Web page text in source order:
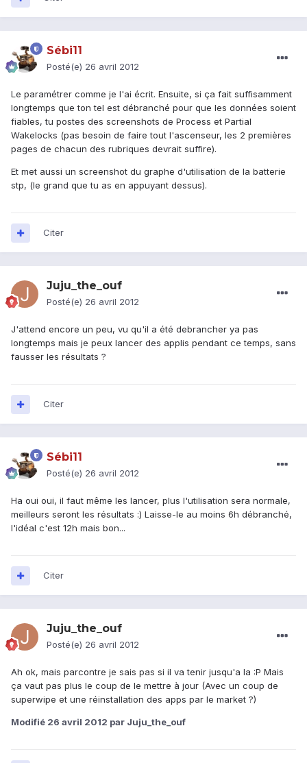
Sébi11
Posté(e) 26 avril 2012
Le paramétrer comme je l'ai écrit. Ensuite, si ça fait suffisamment
longtemps que ton tel est débranché pour que les données soient
fiables, tu postes des screenshots de Process et Partial
Wakelocks (pas besoin de faire tout l'ascenseur, les 2 premières
pages de chacun des rubriques devrait suffire).
Et met aussi un screenshot du graphe d'utilisation de la batterie
stp, (le grand que tu as en appuyant dessus).
Citer
Juju_the_ouf
Posté(e) 26 avril 2012
J'attend encore un peu, vu qu'il a été debrancher ya pas
longtemps mais je peux lancer des applis pendant ce temps, sans
fausser les résultats ?
Citer
Sébi11
Posté(e) 26 avril 2012
Ha oui oui, il faut même les lancer, plus l'utilisation sera normale,
meilleurs seront les résultats :) Laisse-le au moins 6h débranché,
l'idéal c'est 12h mais bon...
Citer
Juju_the_ouf
Posté(e) 26 avril 2012
Ah ok, mais parcontre je sais pas si il va tenir jusqu'a la :P Mais
ça vaut pas plus le coup de le mettre à jour (Avec un coup de
superwipe et une réinstallation des apps par le market ?)
Modifié 26 avril 2012 par Juju_the_ouf